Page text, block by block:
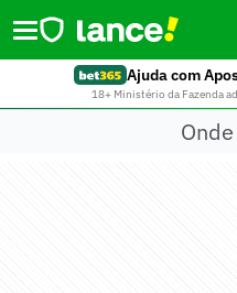
Ajuda com
18+ Ministério da Fazenda